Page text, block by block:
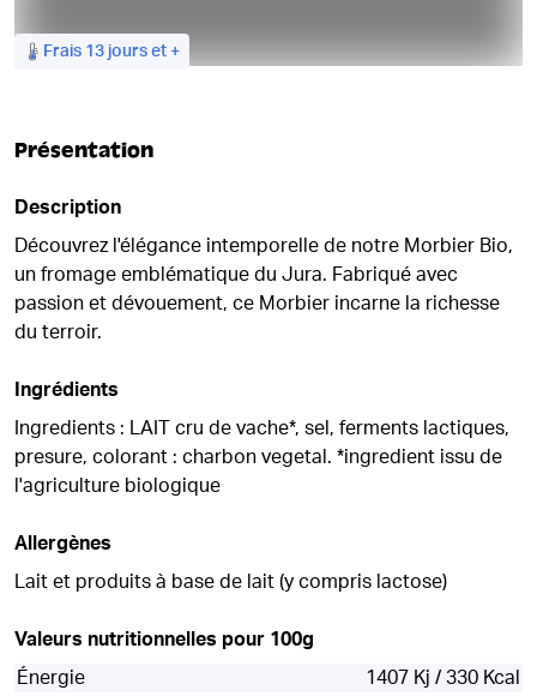
Frais 13 jours et +
Présentation
Description
Découvrez l'élégance intemporelle de notre Morbier Bio,
un fromage emblématique du Jura. Fabriqué avec
passion et dévouement, ce Morbier incarne la richesse
du terroir.
Ingrédients
Ingredients : LAIT cru de vache*, sel, ferments lactiques,
presure, colorant : charbon vegetal. *ingredient issu de
l'agriculture biologique
Allergènes
Lait et produits à base de lait (y compris lactose)
Valeurs nutritionnelles pour 100g
Énergie
1407 Kj / 330 Kcal